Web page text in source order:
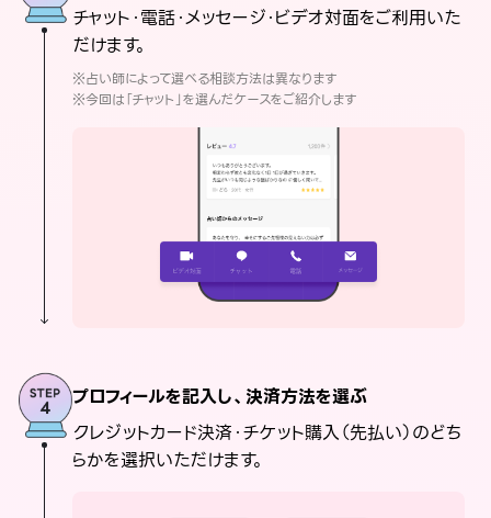
チャット・電話・メッセージ・ビデオ対面をご利用いた
だけます。
※占い師によって選べる相談方法は異なります
※今回は「チャット」を選んだケースをご紹介します
プロフィールを記入し、決済方法を選ぶ
クレジットカード決済・チケット購入（先払い）のどち
らかを選択いただけます。